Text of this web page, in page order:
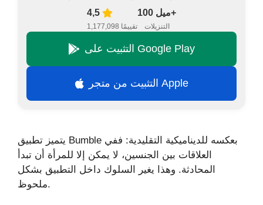
4,5
1,177,098 تقييمًا
100 ميل+
التنزيلات
التثبيت على Google Play
التثبيت من متجر Apple
يتميز تطبيق Bumble بعكسه للديناميكية التقليدية: ففي
العلاقات بين الجنسين، لا يمكن إلا للمرأة أن تبدأ
المحادثة. وهذا يغير السلوك داخل التطبيق بشكل
ملحوظ.